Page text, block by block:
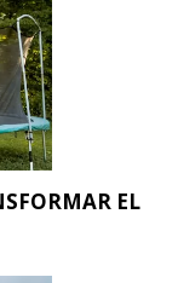
EL